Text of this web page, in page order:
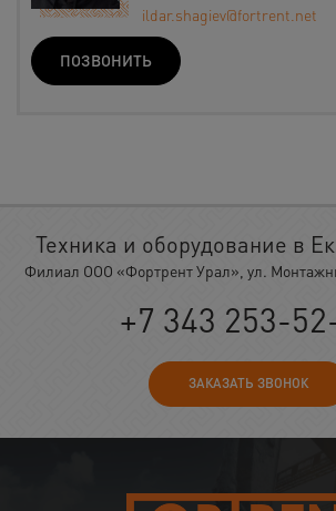
ildar.shagiev@fortrent.net
ПОЗВОНИТЬ
Техника и оборудование в
Филиал ООО «Фортрент Урал», ул.
+7 343 253-
ЗАКАЗАТЬ ЗВОНОК